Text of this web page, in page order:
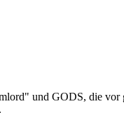
und GODS, die